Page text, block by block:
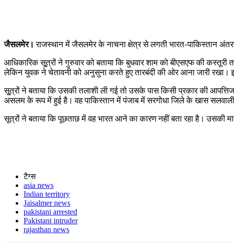
जैसलमेर। राजस्थान में जैसलमेर के नाचना क्षेत्र से लगती भारत-पाकिस्तान
आधिकारिक सू्त्रों ने गुरुवार को बताया कि बुधवार शाम को बीएसएफ की
लेकिन युवक ने चेतावनी को अनुसुना करते हुए तारबंदी की ओर आना जारी रखा।
सू्त्रों ने बताया कि उसकी तलाशी ली गई तो उसके पास किसी प्रकार की
असलम के रूप में हुई है। वह पाकिस्तान में पंजाब में सरगोधा जिले के खास सलवाली
सूत्रों ने बताया कि पूछताछ में वह भारत आने का कारण नहीं बता रहा है। उसकी
टैग्स
asia news
Indian territory
Jaisalmer news
pakistani arrested
Pakistani intruder
rajasthan news